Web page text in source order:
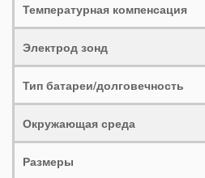
Температурная компенсация
Электрод зонд
Тип батареи/долговечность
Окружающая среда
Размеры